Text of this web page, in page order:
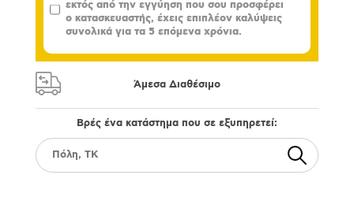
εκτός από την εγγύηση που σου προσφέρει
ο κατασκευαστής, έχεις επιπλέον καλύψεις
συνολικά για τα 5 επόμενα χρόνια.
Άμεσα Διαθέσιμο
Βρές ένα κατάστημα που σε εξυπηρετεί: